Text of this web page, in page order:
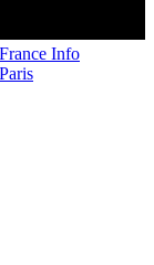
France Info
Paris